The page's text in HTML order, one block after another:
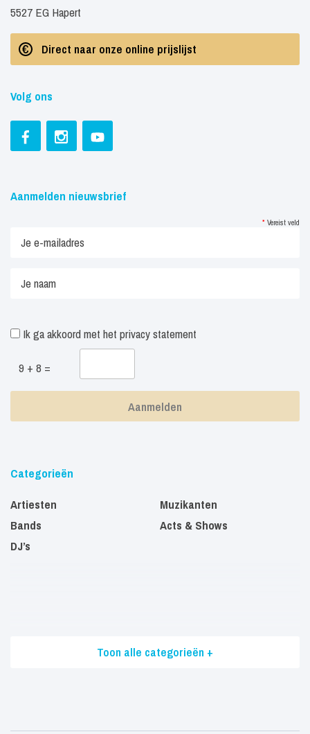
5527 EG Hapert
Direct naar onze online prijslijst
Volg ons
Aanmelden nieuwsbrief
* Vereist veld
Ik ga akkoord met het privacy statement
9 + 8 =
Categorieën
Artiesten
Bands
DJ’s
Muzikanten
Acts & Shows
Toon alle categorieën +